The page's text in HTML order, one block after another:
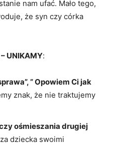
nam ufać. Mało tego,
że syn czy córka
UNIKAMY:
” Opowiem Ci jak
znak, że nie traktujemy
ośmieszania drugiej
dziecka swoimi